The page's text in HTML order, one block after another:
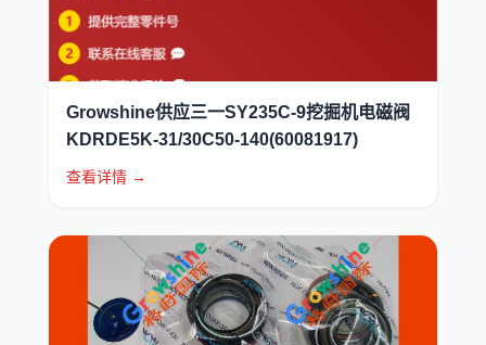
Growshine供应三一SY235C-9挖掘机电磁阀
KDRDE5K-31/30C50-140(60081917)
查看详情 →